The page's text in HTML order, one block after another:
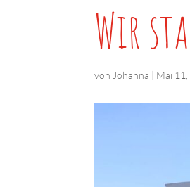
Wir
von Johanna | Mai